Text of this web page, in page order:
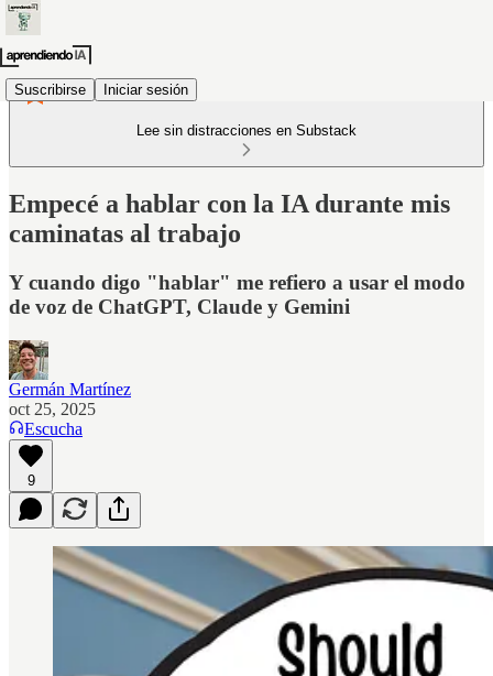
Suscribirse Iniciar sesión
Lee sin distracciones en Substack
Empecé a hablar con la IA durante mis
caminatas al trabajo
Y cuando digo "hablar" me refiero a usar el modo
de voz de ChatGPT, Claude y Gemini
Germán Martínez
oct 25, 2025
Escucha
9